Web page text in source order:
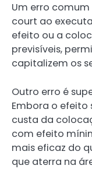
Um erro
court ao
efeito ou a
previsíveis,
capitalizem os
Outro erro é
Embora o efeito
custa da
com efeito
mais eficaz do
que aterra na